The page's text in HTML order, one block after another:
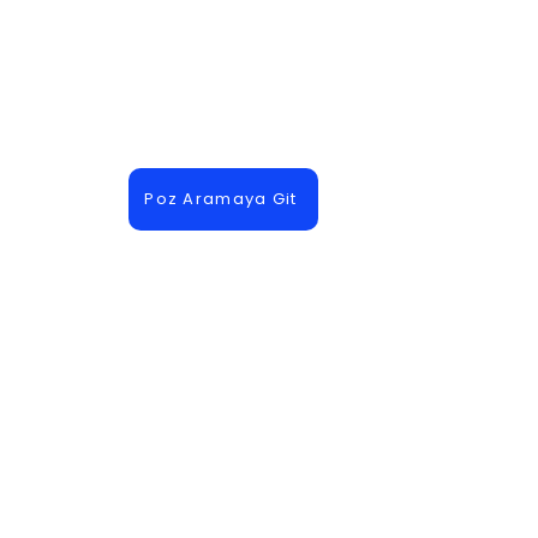
Poz Aramaya Git